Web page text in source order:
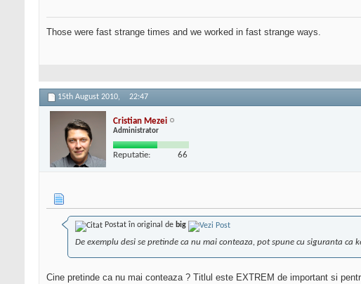
Those were fast strange times and we worked in fast strange ways.
15th August 2010, 22:47
Cristian Mezei
Administrator
Reputatie: 66
Postat în original de big
De exemplu desi se pretinde ca nu mai conteaza, pot spune cu siguranta
Cine pretinde ca nu mai conteaza ? Titlul este EXTREM de important si